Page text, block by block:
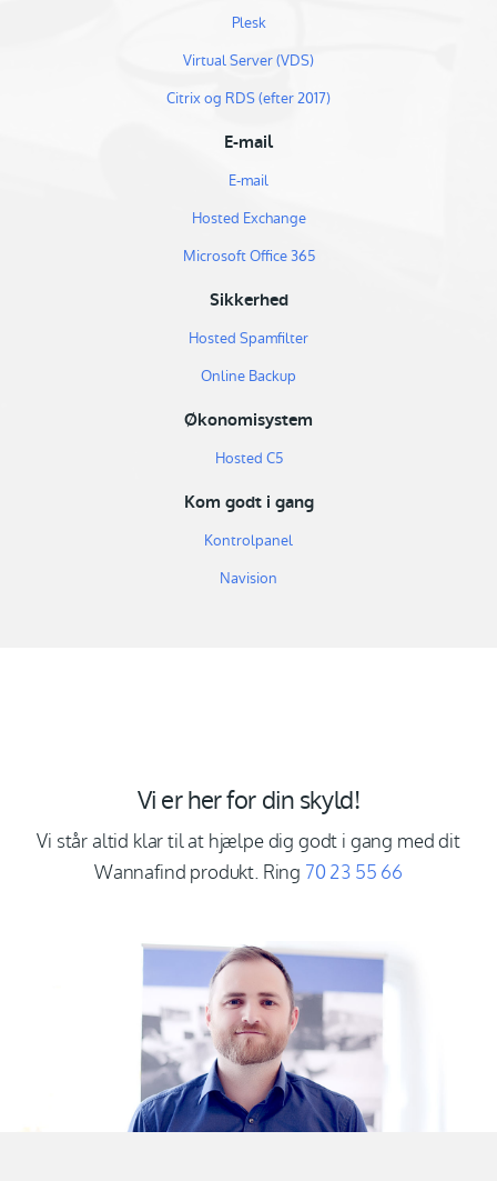
Plesk
Virtual Server (VDS)
Citrix og RDS (efter 2017)
E-mail
E-mail
Hosted Exchange
Microsoft Office 365
Sikkerhed
Hosted Spamfilter
Online Backup
Økonomisystem
Hosted C5
Kom godt i gang
Kontrolpanel
Navision
Vi er her for din skyld!
Vi står altid klar til at hjælpe dig godt i gang med dit
Wannafind produkt. Ring 70 23 55 66